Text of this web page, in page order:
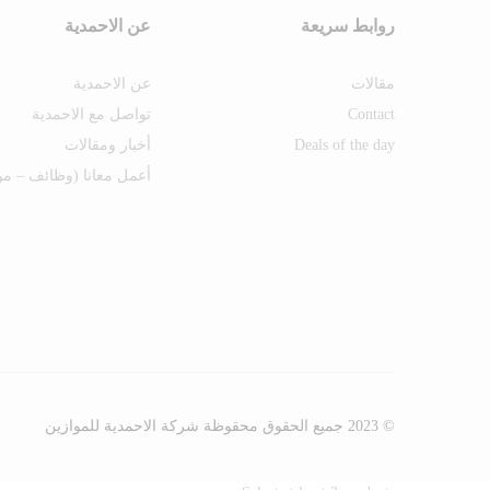
روابط سريعة
مقالات
Contact
Deals of the day
عن الاحمدية
عن الاحمدية
تواصل مع الاحمدية
أخبار ومقالات
أعمل معانا (وظائف –
© 2023 جميع الحقوق محقوظة شركة الاحمدية للموازين